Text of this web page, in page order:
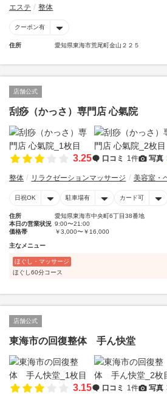
エステ 整体
クーポン有
住所 愛知県東海市荒尾町金山２２５
店舗公式
刮痧（かっさ）専門店 心氣院
3.25 口コミ 1件 写真
整体 リラクゼーションマッサージ 美容室・
日祝OK 駐車場有 カード可
住所
愛知県東海市中央町6丁目38番地
本日の営業状況 9:00〜21:00
価格帯
￥3,000〜￥16,000
主なメニュー
ほぐし・マッサージ
ほぐし60分コース
店舗公式
東海市の回復整体 手ん快堂
3.15 口コミ 1件 写真